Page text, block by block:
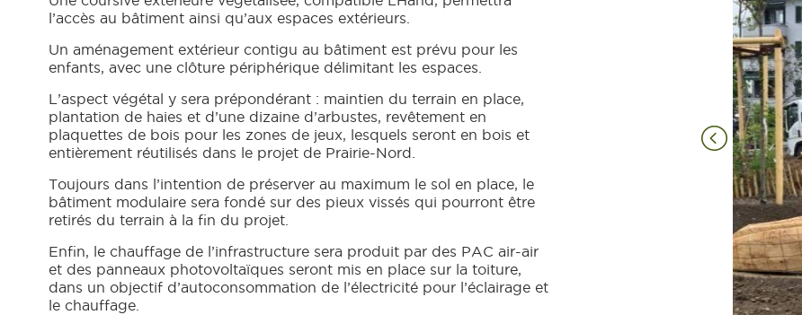
l’accès au bâtiment ainsi qu’aux espaces extérieurs.
Un aménagement extérieur contigu au bâtiment est prévu pour les
enfants, avec une clôture périphérique délimitant les espaces.
L’aspect végétal y sera prépondérant : maintien du terrain en place,
plantation de haies et d’une dizaine d’arbustes, revêtement en
plaquettes de bois pour les zones de jeux, lesquels seront en bois et
entièrement réutilisés dans le projet de Prairie-Nord.
Toujours dans l’intention de préserver au maximum le sol en place, le
bâtiment modulaire sera fondé sur des pieux vissés qui pourront être
retirés du terrain à la fin du projet.
Enfin, le chauffage de l’infrastructure sera produit par des PAC air-air
et des panneaux photovoltaïques seront mis en place sur la toiture,
dans un objectif d’autoconsommation de l’électricité pour l’éclairage et
le chauffage.